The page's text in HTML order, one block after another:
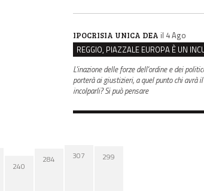
IPOCRISIA UNICA DEA il 4 Ago
L'inazione delle forze dell'ordine e dei
porterà ai giustizieri, a quel punto chi avrà
incolparli? Si può pensare
240
284 307 299